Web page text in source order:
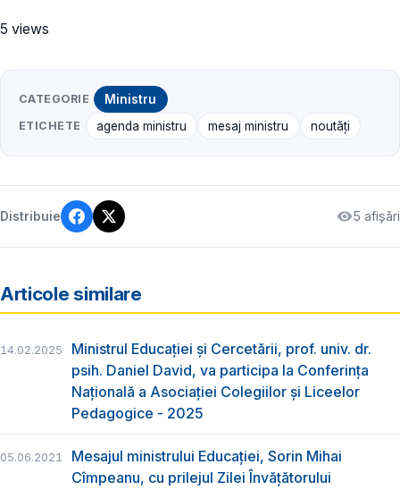
5 views
CATEGORIE Ministru
ETICHETE agenda ministru mesaj ministru noutăți
Distribuie 5 afișări
Articole similare
14.02.2025
Ministrul Educației și Cercetării, prof. univ. dr.
psih. Daniel David, va participa la Conferința
Națională a Asociației Colegiilor și Liceelor
Pedagogice - 2025
05.06.2021
Mesajul ministrului Educației, Sorin Mihai
Cîmpeanu, cu prilejul Zilei Învățătorului